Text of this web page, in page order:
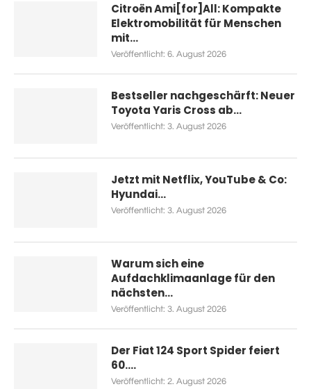
Citroën Ami[for]All: Kompakte
Elektromobilität für Menschen
mit...
Veröffentlicht: 6. August 2026
Bestseller nachgeschärft: Neuer
Toyota Yaris Cross ab...
Veröffentlicht: 3. August 2026
Jetzt mit Netflix, YouTube & Co:
Hyundai...
Veröffentlicht: 3. August 2026
Warum sich eine
Aufdachklimaanlage für den
nächsten...
Veröffentlicht: 3. August 2026
Der Fiat 124 Sport Spider feiert
60....
Veröffentlicht: 2. August 2026